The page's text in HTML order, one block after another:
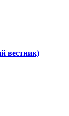
вестник)